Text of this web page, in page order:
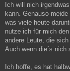
Ich will nich
kann. Genauso
was viele heute
nutze ich für mich
andere Leute, die
Auch wenn die´s nich
Ich hoffe, es hat